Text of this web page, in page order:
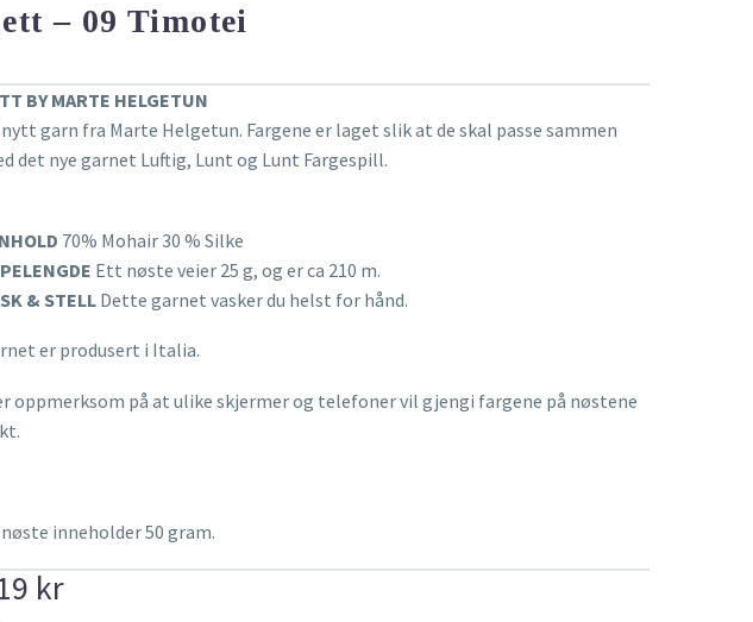
– 09 Timotei
BY MARTE HELGETUN
garn fra Marte Helgetun. Fargene er laget slik at de skal passe sammen
det nye garnet Luftig, Lunt og Lunt Fargespill.
70% Mohair 30 % Silke
Ett nøste veier 25 g, og er ca 210 m.
& STELLDette garnet vasker du helst for hånd.
er produsert i Italia.
oppmerksom på at ulike skjermer og telefoner vil gjengi fargene på nøstene
inneholder 50 gram.
kr